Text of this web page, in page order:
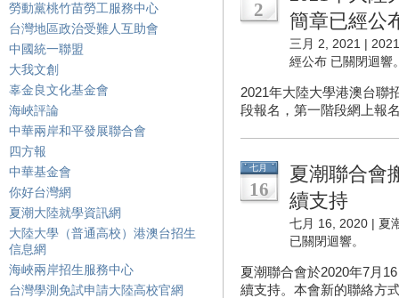
勞動黨桃竹苗勞工服務中心
台灣地區政治受難人互助會
中國統一聯盟
大我文創
辜金良文化基金會
海峽評論
中華兩岸和平發展聯合會
四方報
中華基金會
你好台灣網
夏潮大陸就學資訊網
大陸大學（普通高校）港澳台招生
信息網
海峽兩岸招生服務中心
台灣學測免試申請大陸高校官網
2
簡章已經公
三月 2, 2021 |
經公布 已關閉迴響
2021年大陸大學港澳台聯
段報名，第一階段網上報
七月
16
夏潮聯合會
續支持
七月 16, 2020 | 夏
已關閉迴響。
夏潮聯合會於2020年7月
續支持。本會新的聯絡方